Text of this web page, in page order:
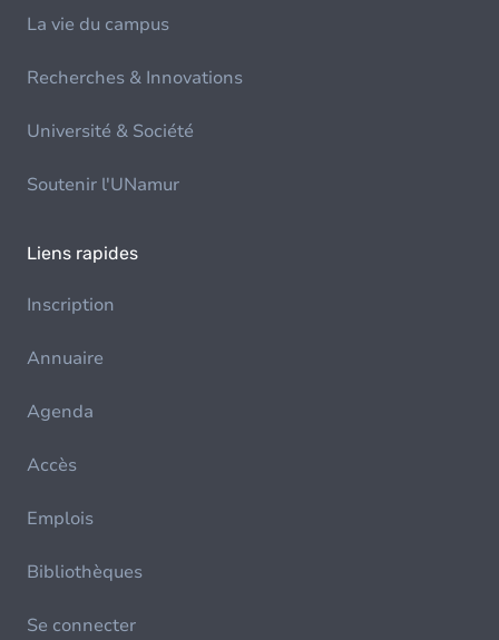
La vie du campus
Recherches & Innovations
Université & Société
Soutenir l'UNamur
Liens rapides
Inscription
Annuaire
Agenda
Accès
Emplois
Bibliothèques
Se connecter